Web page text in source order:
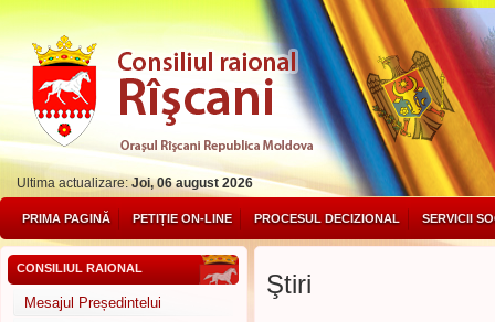
Ultima actualizare:Joi, 06 august 2026
PRIMA PAGINĂ PETIȚIE ON-LINE PROCESUL DECIZIONAL SERVICII
CONSILIUL RAIONAL
Mesajul Președintelui
Ştiri